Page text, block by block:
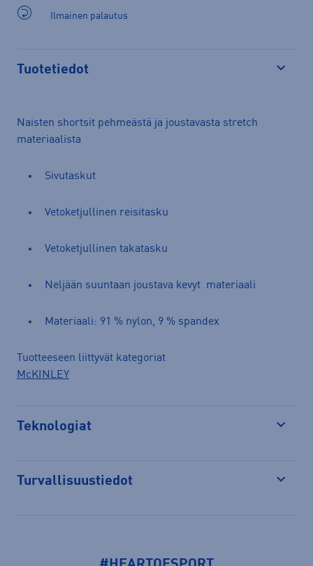
Ilmainen palautus
Tuotetiedot
Naisten shortsit pehmeästä ja joustavasta stretch
materiaalista
Sivutaskut
Vetoketjullinen reisitasku
Vetoketjullinen takatasku
Neljään suuntaan joustava kevyt materiaali
Materiaali: 91 % nylon, 9 % spandex
Tuotteeseen liittyvät kategoriat
McKINLEY
Teknologiat
Turvallisuustiedot